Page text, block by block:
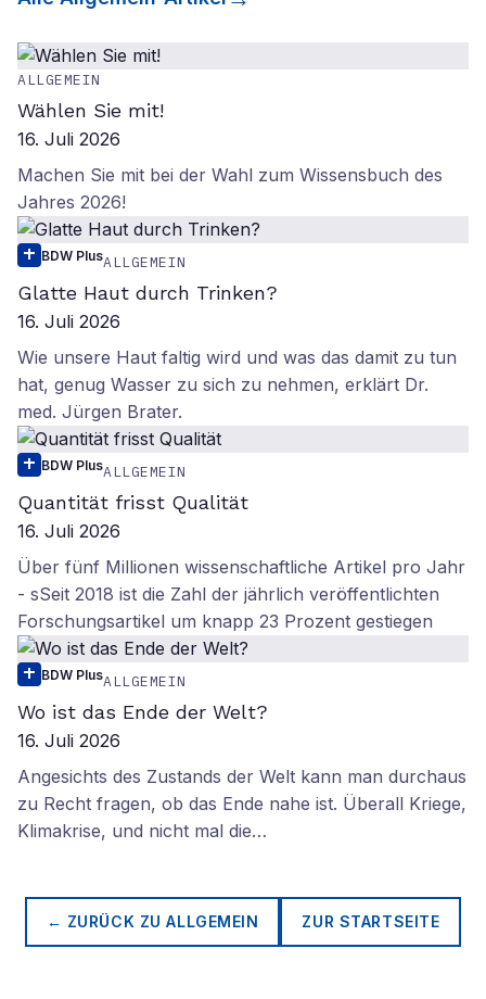
ALLGEMEIN
Wählen Sie mit!
16. Juli 2026
Machen Sie mit bei der Wahl zum Wissensbuch des
Jahres 2026!
BDW PlusALLGEMEIN
Glatte Haut durch Trinken?
16. Juli 2026
Wie unsere Haut faltig wird und was das damit zu tun
hat, genug Wasser zu sich zu nehmen, erklärt Dr.
med. Jürgen Brater.
BDW PlusALLGEMEIN
Quantität frisst Qualität
16. Juli 2026
Über fünf Millionen wissenschaftliche Artikel pro Jahr
- sSeit 2018 ist die Zahl der jährlich veröffentlichten
Forschungsartikel um knapp 23 Prozent gestiegen
BDW PlusALLGEMEIN
Wo ist das Ende der Welt?
16. Juli 2026
Angesichts des Zustands der Welt kann man durchaus
zu Recht fragen, ob das Ende nahe ist. Überall Kriege,
Klimakrise, und nicht mal die…
← ZURÜCK ZUALLGEMEIN ZUR STARTSEITE